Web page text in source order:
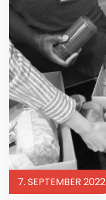
7. SEPTEMBER 2022